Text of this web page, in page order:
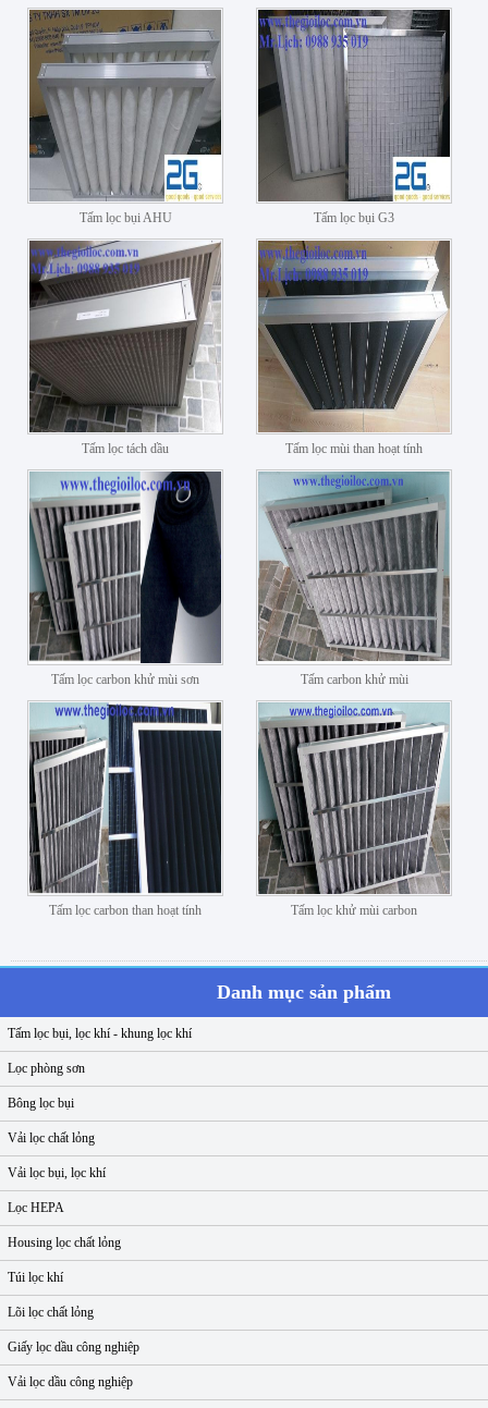
Tấm lọc bụi AHU Tấm lọc bụi G3
Tấm lọc tách dầu Tấm lọc mùi than hoạt tính
Tấm lọc carbon khử mùi sơn Tấm carbon khử mùi
Tấm lọc carbon than hoạt tính Tấm lọc khử mùi carbon
Danh mục sản phẩm
Tấm lọc bụi, lọc khí - khung lọc khí
Lọc phòng sơn
Bông lọc bụi
Vải lọc chất lỏng
Vải lọc bụi, lọc khí
Lọc HEPA
Housing lọc chất lỏng
Túi lọc khí
Lõi lọc chất lỏng
Giấy lọc dầu công nghiệp
Vải lọc dầu công nghiệp